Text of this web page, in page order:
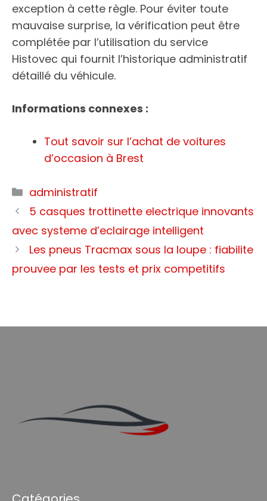
exception à cette règle. Pour éviter toute
mauvaise surprise, la vérification peut être
complétée par l’utilisation du service
Histovec qui fournit l’historique administratif
détaillé du véhicule.
Informations connexes :
Tout savoir sur l’achat de voitures
d’occasion à Brest
Categories
administratif
5 casques trottinette electrique innovants
avec systeme d’eclairage intelligent
Les pneus Tracmax sous la loupe : fiabilite
prouvee par les tests et prix competitifs